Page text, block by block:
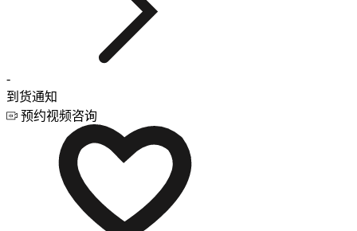
-
到货通知
预约视频咨询